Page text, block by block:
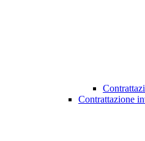
Contrattazione